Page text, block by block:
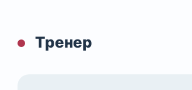
Тренер